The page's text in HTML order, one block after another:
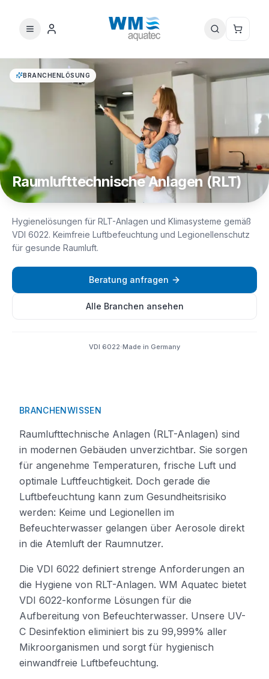
BRANCHENLÖSUNG
Raumlufttechnische Anlagen (RLT)
Hygienelösungen für RLT-Anlagen und Klimasysteme gemäß
VDI 6022. Keimfreie Luftbefeuchtung und Legionellenschutz
für gesunde Raumluft.
Beratung anfragen
Alle Branchen ansehen
VDI 6022 Made in Germany
BRANCHENWISSEN
Raumlufttechnische Anlagen (RLT-Anlagen) sind
in modernen Gebäuden unverzichtbar. Sie sorgen
für angenehme Temperaturen, frische Luft und
optimale Luftfeuchtigkeit. Doch gerade die
Luftbefeuchtung kann zum Gesundheitsrisiko
werden: Keime und Legionellen im
Befeuchterwasser gelangen über Aerosole direkt
in die Atemluft der Raumnutzer.
Die VDI 6022 definiert strenge Anforderungen an
die Hygiene von RLT-Anlagen. WM Aquatec bietet
VDI 6022-konforme Lösungen für die
Aufbereitung von Befeuchterwasser. Unsere UV-
C Desinfektion eliminiert bis zu 99,999% aller
Mikroorganismen und sorgt für hygienisch
einwandfreie Luftbefeuchtung.